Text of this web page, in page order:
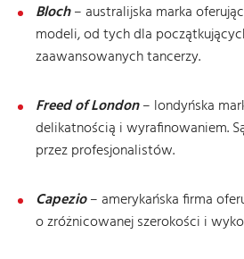
Bloch– australijska marka
modeli, od tych dla
zaawansowanych tancerzy.
Freed of London– londyńska
delikatnością i wyrafinowaniem.
przez profesjonalistów.
Capezio– amerykańska firma
o zróżnicowanej szerokości i